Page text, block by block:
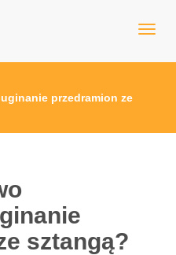
sportowy
przedramion ze
sztangą?